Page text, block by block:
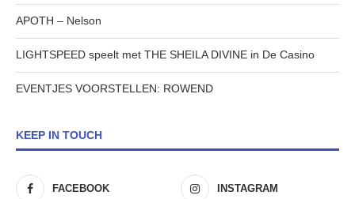
APOTH – Nelson
LIGHTSPEED speelt met THE SHEILA DIVINE in De Casino
EVENTJES VOORSTELLEN: ROWEND
KEEP IN TOUCH
FACEBOOK INSTAGRAM